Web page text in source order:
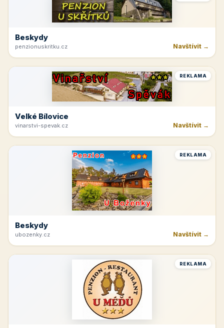
Beskydy
penzionuskritku.cz Navštívit →
REKLAMA
Velké Bílovice
vinarstvi-spevak.cz Navštívit →
REKLAMA
Beskydy
ubozenky.cz Navštívit →
REKLAMA